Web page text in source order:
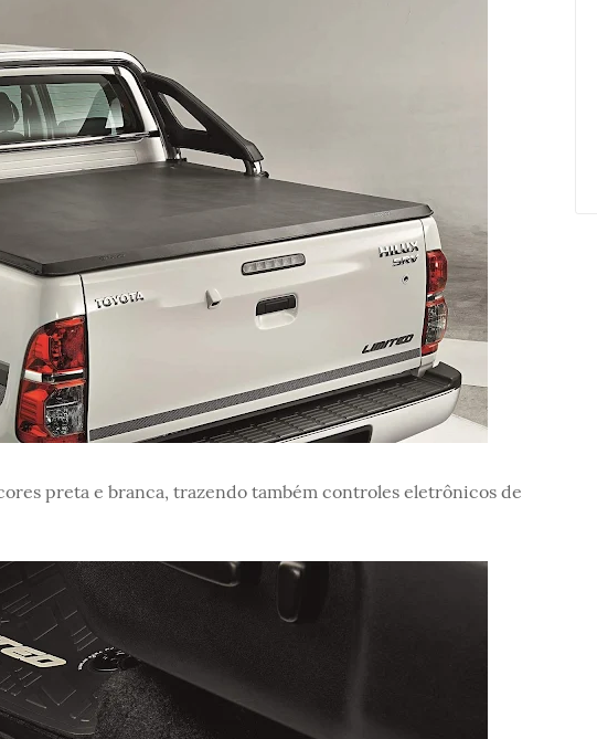
preta e branca, trazendo também controles eletrônicos de